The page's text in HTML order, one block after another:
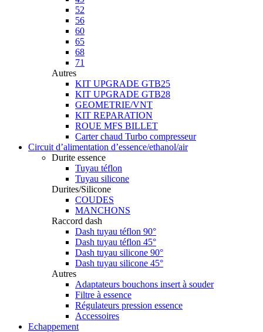
52
56
60
65
68
71
Autres
KIT UPGRADE GTB25
KIT UPGRADE GTB28
GEOMETRIE/VNT
KIT REPARATION
ROUE MFS BILLET
Carter chaud Turbo compresseur
Circuit d’alimentation d’essence/ethanol/air
Durite essence
Tuyau téflon
Tuyau silicone
Durites/Silicone
COUDES
MANCHONS
Raccord dash
Dash tuyau téflon 90°
Dash tuyau téflon 45°
Dash tuyau silicone 90°
Dash tuyau silicone 45°
Autres
Adaptateurs bouchons insert à souder
Filtre à essence
Régulateurs pression essence
Accessoires
Echappement